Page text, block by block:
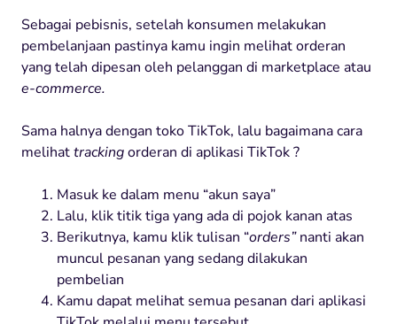
Sebagai pebisnis, setelah konsumen melakukan
pembelanjaan pastinya kamu ingin melihat orderan
yang telah dipesan oleh pelanggan di marketplace atau
e-commerce.
Sama halnya dengan toko TikTok, lalu bagaimana cara
melihattrackingorderan di aplikasi TikTok ?
Masuk ke dalam menu “akun saya”
Lalu, klik titik tiga yang ada di pojok kanan atas
Berikutnya, kamu klik tulisan “orders”nanti akan
muncul pesanan yang sedang dilakukan
pembelian
Kamu dapat melihat semua pesanan dari aplikasi